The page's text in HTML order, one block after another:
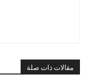
مقالات ذات صلة